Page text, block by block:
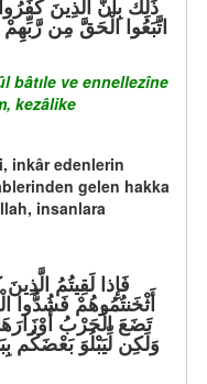
اتَّبَعُوا الْحَقَّ مِن
bâtıle ve ennellezîne
kezâlike
inkâr edenlerin
gelen hakka
insanlara
أَثْخَنتُمُوهُمْ فَشُدُّوا
تَضَعَ الْحَرْبُ
وَلَكِن لِّيَبْلُوَ بَعْضَكُم